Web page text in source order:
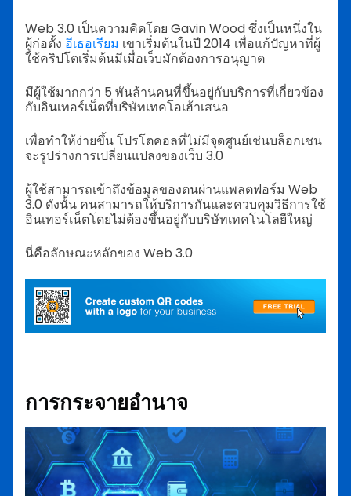
Web 3.0 เป็นความคิดโดย Gavin Wood ซึ่งเป็นหนึ่งใน
ผู้ก่อตั้ง อีเธอเรียม เขาเริ่มต้นในปี 2014 เพื่อแก้ปัญหาที่ผู้
ใช้คริปโตเริ่มต้นมีเมื่อเว็บมักต้องการอนุญาต
มีผู้ใช้มากกว่า 5 พันล้านคนที่ขึ้นอยู่กับบริการที่เกี่ยวข้อง
กับอินเทอร์เน็ตที่บริษัทเทคโอเฮ้าเสนอ
เพื่อทำให้ง่ายขึ้น โปรโตคอลที่ไม่มีจุดศูนย์เช่นบล็อกเชน
จะรูปร่างการเปลี่ยนแปลงของเว็บ 3.0
ผู้ใช้สามารถเข้าถึงข้อมูลของตนผ่านแพลตฟอร์ม Web
3.0 ดังนั้น คนสามารถให้บริการกันและควบคุมวิธีการใช้
อินเทอร์เน็ตโดยไม่ต้องขึ้นอยู่กับบริษัทเทคโนโลยีใหญ่
นี่คือลักษณะหลักของ Web 3.0
การกระจายอำนาจ